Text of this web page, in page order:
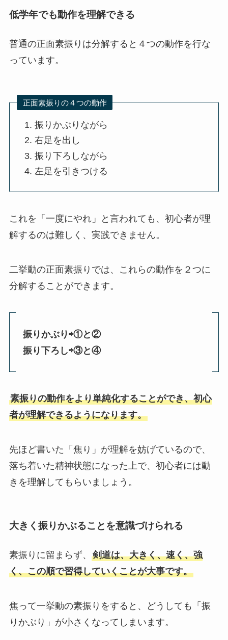
低学年でも動作を理解できる
普通の正面素振りは分解すると４つの動作を行な
っています。
正面素振りの４つの動作
振りかぶりながら
右足を出し
振り下ろしながら
左足を引きつける
これを「一度にやれ」と言われても、初心者が理
解するのは難しく、実践できません。
二挙動の正面素振りでは、これらの動作を２つに
分解することができます。
振りかぶり⇨①と②
振り下ろし⇨③と④
素振りの動作をより単純化することができ、初心
者が理解できるようになります。
先ほど書いた「焦り」が理解を妨げているので、
落ち着いた精神状態になった上で、初心者には動
きを理解してもらいましょう。
大きく振りかぶることを意識づけられる
素振りに留まらず、 剣道は、大きく、速く、強
く、この順で習得していくことが大事です。
焦って一挙動の素振りをすると、どうしても「振
りかぶり」が小さくなってしまいます。